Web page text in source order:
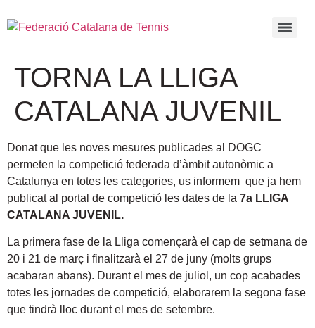
TORNA LA LLIGA
CATALANA JUVENIL
Donat que les noves mesures publicades al DOGC
permeten la competició federada d’àmbit autonòmic a
Catalunya en totes les categories, us informem que ja hem
publicat al portal de competició les dates de la 7a LLIGA
CATALANA JUVENIL.
La primera fase de la Lliga començarà el cap de setmana de
20 i 21 de març i finalitzarà el 27 de juny (molts grups
acabaran abans). Durant el mes de juliol, un cop acabades
totes les jornades de competició, elaborarem la segona fase
que tindrà lloc durant el mes de setembre.